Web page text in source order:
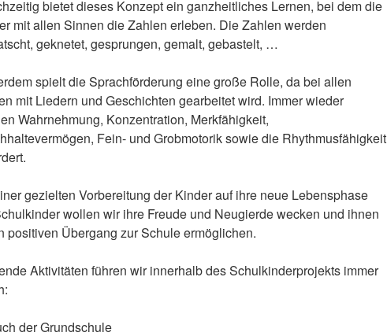
bietet dieses Konzept ein ganzheitliches Lernen, bei dem die
mit allen Sinnen die Zahlen erleben. Die Zahlen werden
geknetet, gesprungen, gemalt, gebastelt, …
spielt die Sprachförderung eine große Rolle, da bei allen
mit Liedern und Geschichten gearbeitet wird. Immer wieder
Wahrnehmung, Konzentration, Merkfähigkeit,
Fein- und Grobmotorik sowie die Rhythmusfähigkeit
gezielten Vorbereitung der Kinder auf ihre neue Lebensphase
wollen wir ihre Freude und Neugierde wecken und ihnen
positiven Übergang zur Schule ermöglichen.
Aktivitäten führen wir innerhalb des Schulkinderprojekts immer
der Grundschule